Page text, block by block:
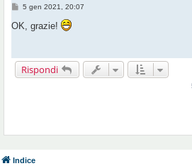
M
s
g
o
5 gen 2021, 20:07
OK, grazie!
Rispondi
Indice